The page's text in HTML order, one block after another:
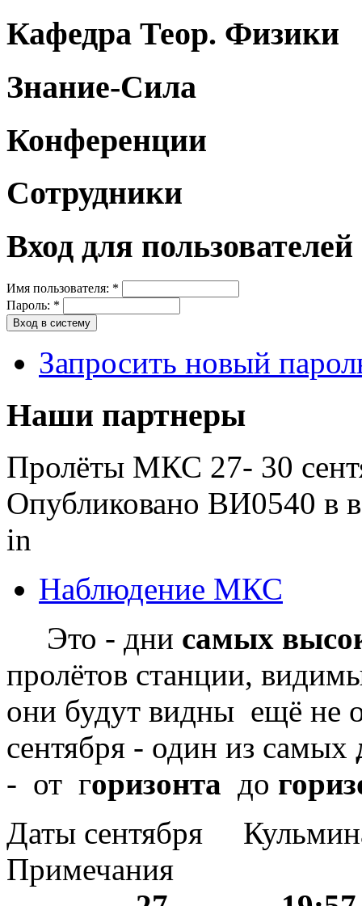
Кафедра Теор. Физики
Знание-Сила
Конференции
Сотрудники
Вход для пользователей
Имя пользователя: *
Пароль: *
Запросить новый
Наши партнеры
Пролёты МКС 27- 30
Опубликовано ВИ0540 в
in
Наблюдение МКС
Это - дни самых
пролётов станции,
они будут видны ещё не
сентября - один из самых
- от горизонта до
Даты сентября
Примечания